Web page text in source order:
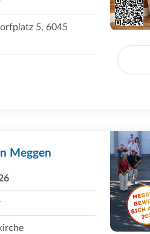
5, 6045
Meggen